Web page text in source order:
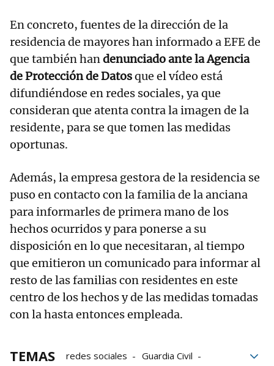
En concreto, fuentes de la dirección de la
residencia de mayores han informado a EFE de
que también handenunciado ante la Agencia
de Protección de Datosque el vídeo está
difundiéndose en redes sociales, ya que
consideran que atenta contra la imagen de la
residente, para se que tomen las medidas
oportunas.
Además, la empresa gestora de la residencia se
puso en contacto con la familia de la anciana
para informarles de primera mano de los
hechos ocurridos y para ponerse a su
disposición en lo que necesitaran, al tiempo
que emitieron un comunicado para informar al
resto de las familias con residentes en este
centro de los hechos y de las medidas tomadas
con la hasta entonces empleada.
TEMAS redes sociales Guardia Civil